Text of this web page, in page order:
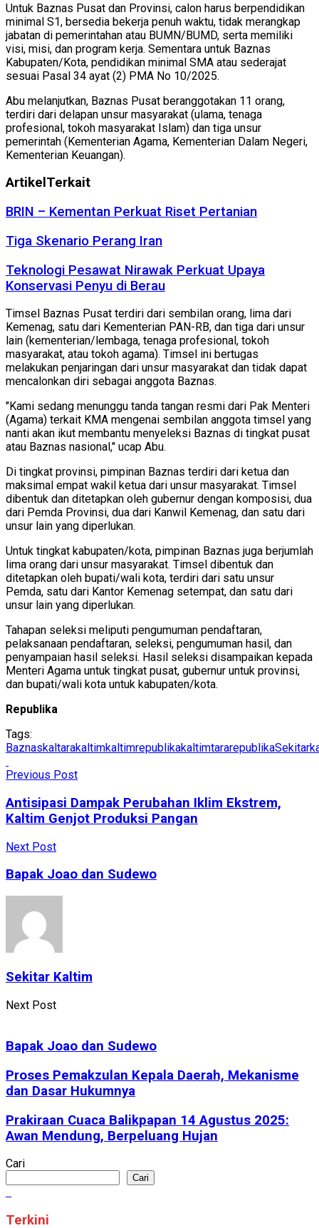
Untuk Baznas Pusat dan Provinsi, calon harus berpendidikan
minimal S1, bersedia bekerja penuh waktu, tidak merangkap
jabatan di pemerintahan atau BUMN/BUMD, serta memiliki
visi, misi, dan program kerja. Sementara untuk Baznas
Kabupaten/Kota, pendidikan minimal SMA atau sederajat
sesuai Pasal 34 ayat (2) PMA No 10/2025.
Abu melanjutkan, Baznas Pusat beranggotakan 11 orang,
terdiri dari delapan unsur masyarakat (ulama, tenaga
profesional, tokoh masyarakat Islam) dan tiga unsur
pemerintah (Kementerian Agama, Kementerian Dalam Negeri,
Kementerian Keuangan).
Artikel Terkait
BRIN – Kementan Perkuat Riset Pertanian
Tiga Skenario Perang Iran
Teknologi Pesawat Nirawak Perkuat Upaya
Konservasi Penyu di Berau
Timsel Baznas Pusat terdiri dari sembilan orang, lima dari
Kemenag, satu dari Kementerian PAN-RB, dan tiga dari unsur
lain (kementerian/lembaga, tenaga profesional, tokoh
masyarakat, atau tokoh agama). Timsel ini bertugas
melakukan penjaringan dari unsur masyarakat dan tidak dapat
mencalonkan diri sebagai anggota Baznas.
"Kami sedang menunggu tanda tangan resmi dari Pak Menteri
(Agama) terkait KMA mengenai sembilan anggota timsel yang
nanti akan ikut membantu menyeleksi Baznas di tingkat pusat
atau Baznas nasional," ucap Abu.
Di tingkat provinsi, pimpinan Baznas terdiri dari ketua dan
maksimal empat wakil ketua dari unsur masyarakat. Timsel
dibentuk dan ditetapkan oleh gubernur dengan komposisi, dua
dari Pemda Provinsi, dua dari Kanwil Kemenag, dan satu dari
unsur lain yang diperlukan.
Untuk tingkat kabupaten/kota, pimpinan Baznas juga berjumlah
lima orang dari unsur masyarakat. Timsel dibentuk dan
ditetapkan oleh bupati/wali kota, terdiri dari satu unsur
Pemda, satu dari Kantor Kemenag setempat, dan satu dari
unsur lain yang diperlukan.
Tahapan seleksi meliputi pengumuman pendaftaran,
pelaksanaan pendaftaran, seleksi, pengumuman hasil, dan
penyampaian hasil seleksi. Hasil seleksi disampaikan kepada
Menteri Agama untuk tingkat pusat, gubernur untuk provinsi,
dan bupati/wali kota untuk kabupaten/kota.
Republika
Tags:
Baznaskaltarakaltimkaltimrepublikakaltimtararepublika
Previous Post
Antisipasi Dampak Perubahan Iklim Ekstrem,
Kaltim Genjot Produksi Pangan
Next Post
Bapak Joao dan Sudewo
Sekitar Kaltim
Next Post
Bapak Joao dan Sudewo
Proses Pemakzulan Kepala Daerah, Mekanisme
dan Dasar Hukumnya
Prakiraan Cuaca Balikpapan 14 Agustus 2025:
Awan Mendung, Berpeluang Hujan
Cari
Cari
Terkini